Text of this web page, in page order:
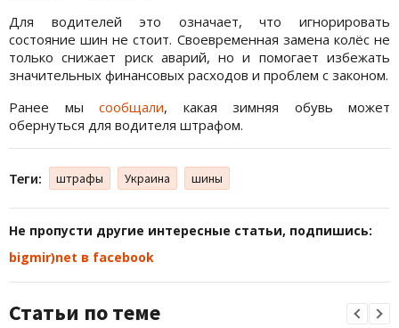
Для водителей это означает, что игнорировать
состояние шин не стоит. Своевременная замена колёс не
только снижает риск аварий, но и помогает избежать
значительных финансовых расходов и проблем с законом.
Ранее мы сообщали, какая зимняя обувь может
обернуться для водителя штрафом.
Теги: штрафы Украина шины
Не пропусти другие интересные статьи, подпишись:
bigmir)net в facebook
Статьи по теме